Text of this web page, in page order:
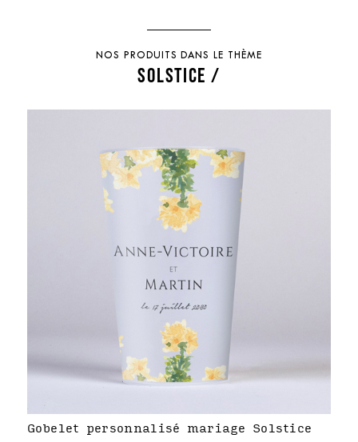
NOS PRODUITS DANS LE THÈME
SOLSTICE /
Gobelet personnalisé mariage Solstice